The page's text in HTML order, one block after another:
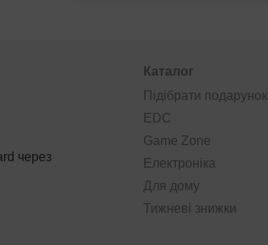
Каталог
Підібрати подарунок
EDC
Game Zone
Електроніка
Для дому
Тижневі знижки